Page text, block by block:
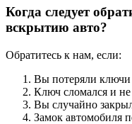
Когда следует
вскрытию авто?
Обратитесь к нам, если:
Вы потеряли ключи
Ключ сломался и
Вы случайно
Замок автомобиля